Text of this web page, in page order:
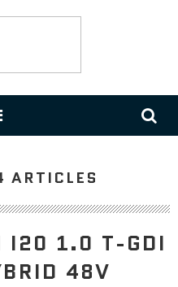
ARTICLES
I20 1.0 T-GDI
48V